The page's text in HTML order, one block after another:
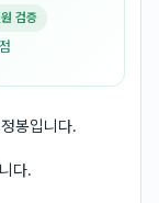
검증
봉입니다.
다.